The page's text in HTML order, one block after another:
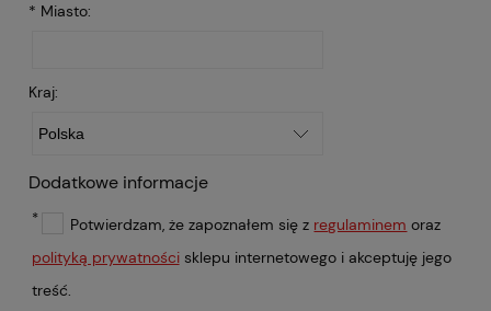
* Miasto:
Kraj:
Dodatkowe informacje
* Potwierdzam, że zapoznałem się z regulaminem oraz
polityką prywatnościsklepu internetowego i akceptuję jego
treść.